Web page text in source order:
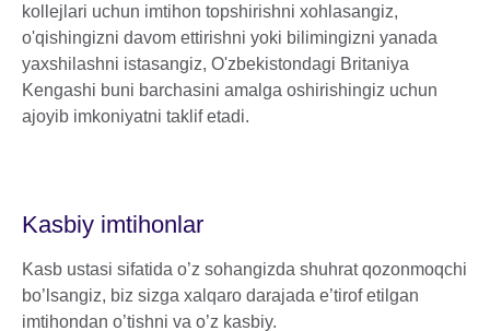
kollejlari uchun imtihon topshirishni xohlasangiz,
o'qishingizni davom ettirishni yoki bilimingizni yanada
yaxshilashni istasangiz, O'zbekistondagi Britaniya
Kengashi buni barchasini amalga oshirishingiz uchun
ajoyib imkoniyatni taklif etadi.
Kasbiy imtihonlar
Kasb ustasi sifatida o’z sohangizda shuhrat qozonmoqchi
bo’lsangiz, biz sizga xalqaro darajada e’tirof etilgan
imtihondan o’tishni va o’z kasbiy.